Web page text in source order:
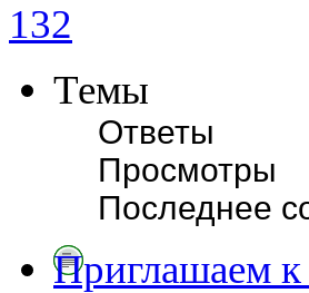
132
Темы
Ответы
Просмотры
Последнее
Приглашаем к